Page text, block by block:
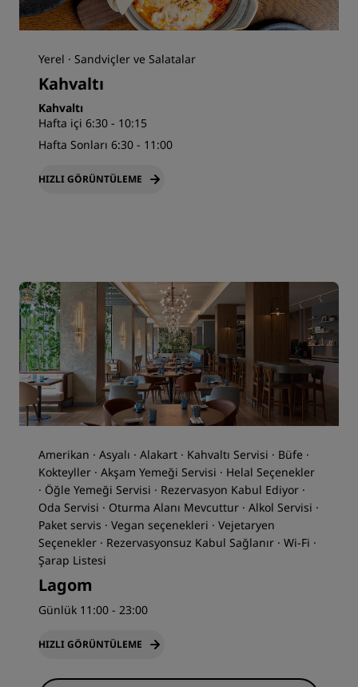
Yerel · Sandviçler ve Salatalar
Kahvaltı
Kahvaltı
Hafta içi 6:30 - 10:15
Hafta Sonları 6:30 - 11:00
HIZLI GÖRÜNTÜLEME
Amerikan · Asyalı · Alakart · Kahvaltı Servisi · Büfe ·
Kokteyller · Akşam Yemeği Servisi · Helal Seçenekler
· Öğle Yemeği Servisi · Rezervasyon Kabul Ediyor ·
Oda Servisi · Oturma Alanı Mevcuttur · Alkol Servisi ·
Paket servis · Vegan seçenekleri · Vejetaryen
Seçenekler · Rezervasyonsuz Kabul Sağlanır · Wi-Fi ·
Şarap Listesi
Lagom
Günlük 11:00 - 23:00
HIZLI GÖRÜNTÜLEME